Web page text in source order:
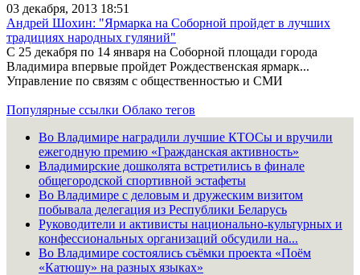
03 декабря, 2013 18:51
Андрей Шохин: "Ярмарка на Соборной пройдет в лучших
традициях народных гуляний"
С 25 декабря по 14 января на Соборной площади города
Владимира впервые пройдет Рождественская ярмарк...
Управление по связям с общественностью и СМИ
Популярные ссылки Облако тегов
Во Владимире наградили лучшие КТОСы и вручили
ежегодную премию «Гражданская активность»
Владимирские дошколята встретились в финале
общегородской спортивной эстафеты
Во Владимире с деловым и дружеским визитом
побывала делегация из Республики Беларусь
Руководители и активисты национально-культурных и
конфессиональных организаций обсудили на...
Во Владимире состоялись съёмки проекта «Поём
«Катюшу» на разных языках»